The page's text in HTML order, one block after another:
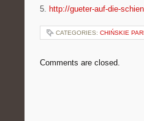
5. http://gueter-auf-die-
CATEGORIES: CHIŃSKIE
Comments are closed.